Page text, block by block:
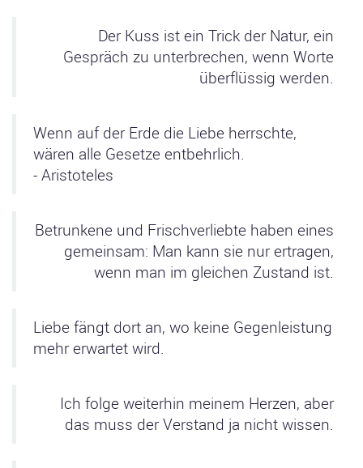
Der Kuss ist ein Trick der Natur, ein
Gespräch zu unterbrechen, wenn Worte
überflüssig werden.​​​​​​​​​​​​​​​​​​​​​
Wenn auf der Erde die Liebe herrschte,
wären alle Gesetze entbehrlich.​​​​​​​
- Aristoteles​​​​​​​
Betrunkene und Frischverliebte haben eines
gemeinsam: Man kann sie nur ertragen,
wenn man im gleichen Zustand ist.​​​​​​​​​​​​​​​​​​​​​
Liebe fängt dort an, wo keine Gegenleistung
mehr erwartet wird.
Ich folge weiterhin meinem Herzen, aber
das muss der Verstand ja nicht wissen.